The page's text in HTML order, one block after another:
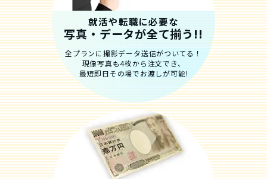
就活や転職に必要な
写真・データが全て揃う!!
全プランに撮影データ送信がついてる！
現像写真も4枚から注文でき、
最短即日その場でお渡しが可能!